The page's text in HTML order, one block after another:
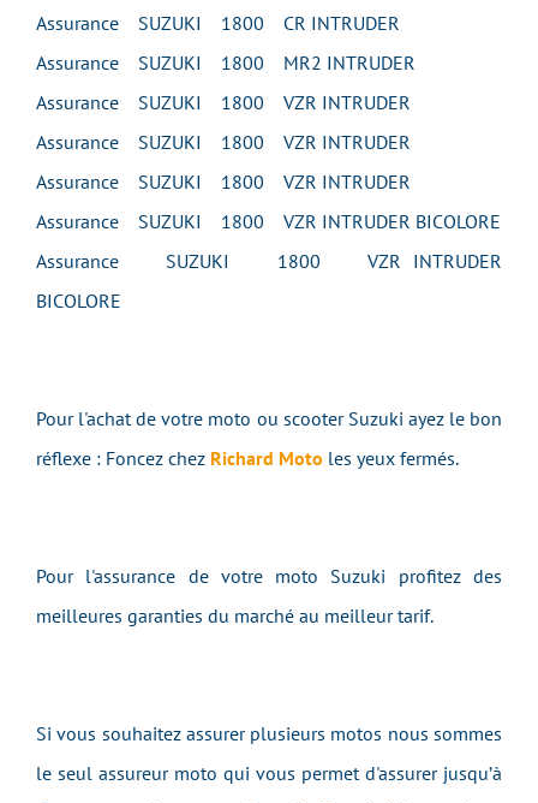
Assurance SUZUKI 1800 CR INTRUDER
Assurance SUZUKI 1800 MR2 INTRUDER
Assurance SUZUKI 1800 VZR INTRUDER
Assurance SUZUKI 1800 VZR INTRUDER
Assurance SUZUKI 1800 VZR INTRUDER
Assurance SUZUKI 1800 VZR INTRUDER BICOLORE
Assurance SUZUKI 1800 VZR INTRUDER
BICOLORE
Pour l'achat de votre moto ou scooter Suzuki ayez le bon
réflexe : Foncez chez Richard Moto les yeux fermés.
Pour l'assurance de votre moto Suzuki profitez des
meilleures garanties du marché au meilleur tarif.
Si vous souhaitez assurer plusieurs motos nous sommes
le seul assureur moto qui vous permet d'assurer jusqu’à